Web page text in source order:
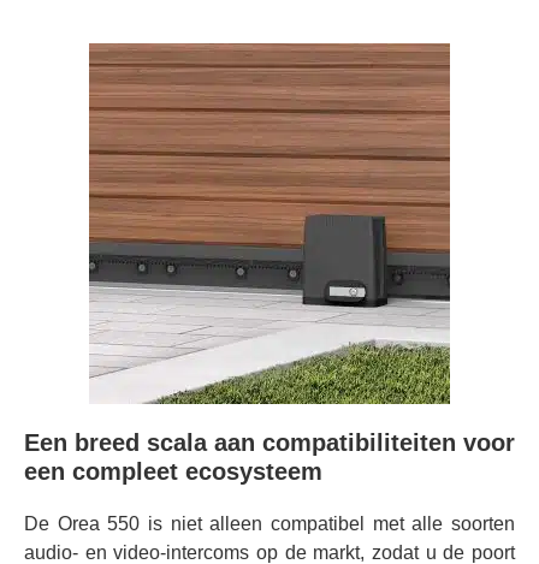
Een breed scala aan compatibiliteiten voor
een compleet ecosysteem
De Orea 550 is niet alleen compatibel met alle soorten
audio- en video-intercoms op de markt, zodat u de poort